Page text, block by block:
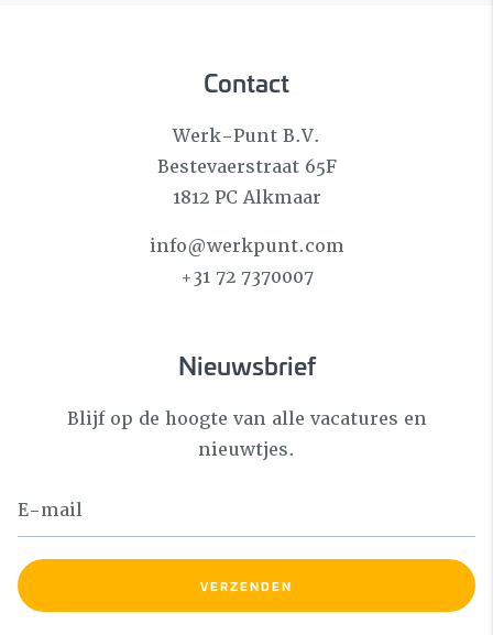
Nieuwsbrief
Blijf op de hoogte van alle vacatures en
nieuwtjes.
VERZENDEN
Contact
Werk-Punt B.V.
Bestevaerstraat 65F
1812 PC Alkmaar
info@werkpunt.com
+31 72 7370007